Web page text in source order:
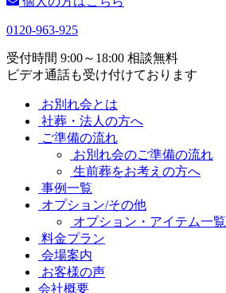
0120-963-925
受付時間 9:00～18:00 相談無料
ビデオ通話も受け付けております
お別れ会とは
社葬・法人の方へ
ご準備の流れ
お別れ会のご準備の流れ
生前葬をお考えの方へ
事例一覧
オプション/その他
オプション・アイテム一覧
料金プラン
会場案内
お客様の声
会社概要